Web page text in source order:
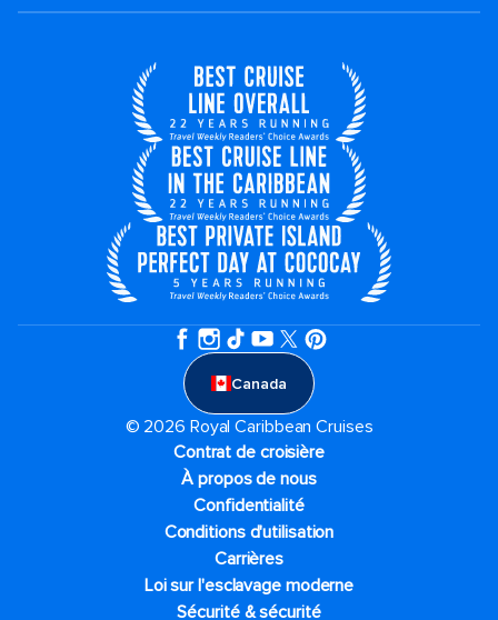
Canada
© 2026 Royal Caribbean Cruises
Contrat de croisière
À propos de nous
Confidentialité
Conditions d'utilisation
Carrières
Loi sur l'esclavage moderne
Sécurité & sécurité